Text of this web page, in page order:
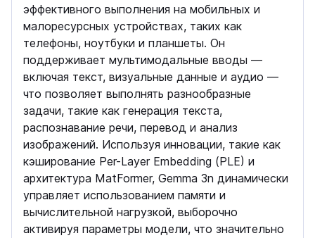
эффективного выполнения на мобильных и
малоресурсных устройствах, таких как
телефоны, ноутбуки и планшеты. Он
поддерживает мультимодальные вводы —
включая текст, визуальные данные и аудио —
что позволяет выполнять разнообразные
задачи, такие как генерация текста,
распознавание речи, перевод и анализ
изображений. Используя инновации, такие как
кэширование Per-Layer Embedding (PLE) и
архитектура MatFormer, Gemma 3n динамически
управляет использованием памяти и
вычислительной нагрузкой, выборочно
активируя параметры модели, что значительно